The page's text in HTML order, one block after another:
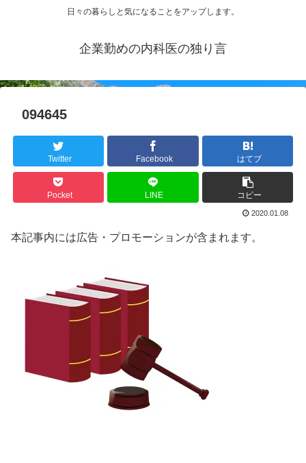
日々の暮らしと気になることをアップします。
企業勤めの内科医の独り言
094645
Twitter Facebook はてブ
Pocket LINE コピー
2020.01.08
本記事内には広告・プロモーションが含まれます。